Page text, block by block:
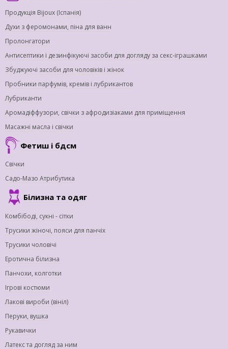
Продукція Bijoux (Іспанія)
Духи з феромонами, піна для ванн
Пролонгатори
Антисептики і дезинфікуючі засоби для догляду за секс-іграшками
Збуджуючі засоби для чоловіків і жінок
Пробники парфумів, кремів і лубрикантов
Лубриканти
Аромадіффузори, свічки з афродизіаками для приміщення
Масажні масла і свічки
Фетиш і бдсм
Свічки
Садо-Мазо Атрибутика
Білизна та одяг
Комбібоді, сукні - сітки
Трусики жіночі, пояси для панчіх
Трусики чоловічі
Еротична білизна
Панчохи, колготки
Ігрові костюми
Лакові вироби (вініл)
Перуки, вушка
Рукавички
Латекс та догляд за ним